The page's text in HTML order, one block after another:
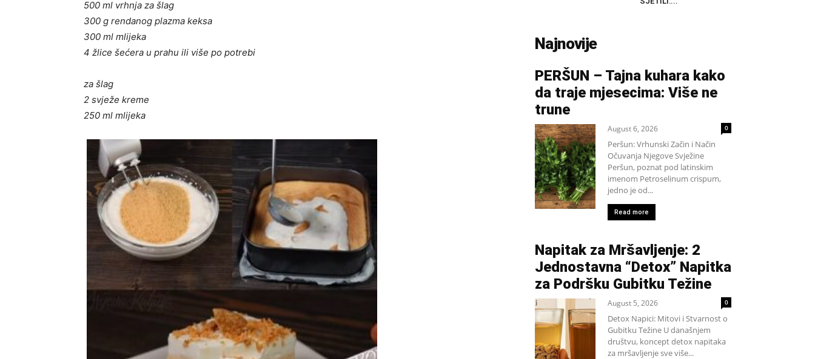
500 ml vrhnja za šlag
300 g rendanog plazma keksa
300 ml mlijeka
4 žlice šećera u prahu ili više po potrebi
za šlag
2 svježe kreme
250 ml mlijeka
Najnovije
PERŠUN – Tajna kuhara kako
da traje mjesecima: Više ne
trune
August 6, 2026 0
Peršun: Vrhunski Začin i Način
Očuvanja Njegove Svježine
Peršun, poznat pod latinskim
imenom Petroselinum crispum,
jedno je od...
Read more
Napitak za Mršavljenje: 2
Jednostavna “Detox” Napitka
za Podršku Gubitku Težine
August 5, 2026 0
Detox Napici: Mitovi i Stvarnost o
Gubitku Težine U današnjem
društvu, koncept detox napitaka
za mršavljenje sve više...